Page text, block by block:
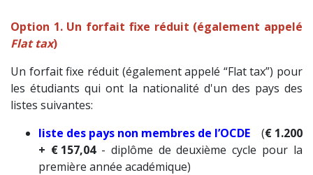
Option 1. Un forfait fixe réduit (également appelé
Flat tax)
Un forfait fixe réduit (également appelé “Flat tax”) pour
les étudiants qui ont la nationalité d'un des pays des
listes suivantes:
liste des pays non membres de l’OCDE (€ 1.200
+ € 157,04- diplôme de deuxième cycle pour la
première année académique)